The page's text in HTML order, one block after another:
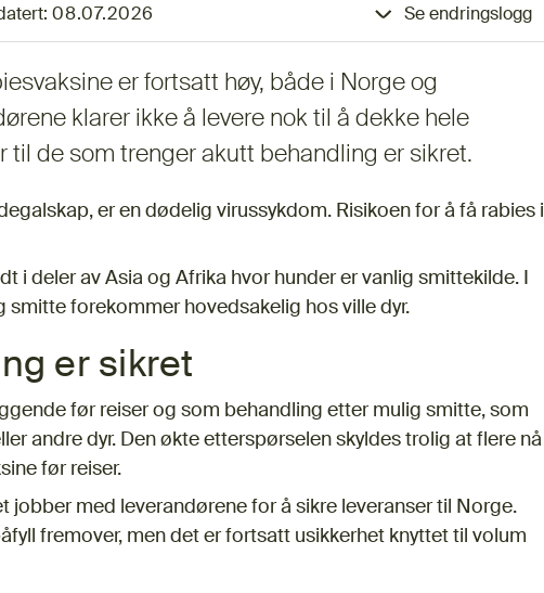
08.07.2026 Se endringslogg
er fortsatt høy, både i Norge og
klarer ikke å levere nok til å dekke hele
til de som trenger akutt behandling er sikret.
er en dødelig virussykdom. Risikoen for å få rabies i
i deler av Asia og Afrika hvor hunder er vanlig smittekilde. I
smitte forekommer hovedsakelig hos ville dyr.
er sikret
før reiser og som behandling etter mulig smitte, som
andre dyr. Den økte etterspørselen skyldes trolig at flere nå
før reiser.
jobber med leverandørene for å sikre leveranser til Norge.
fremover, men det er fortsatt usikkerhet knyttet til volum